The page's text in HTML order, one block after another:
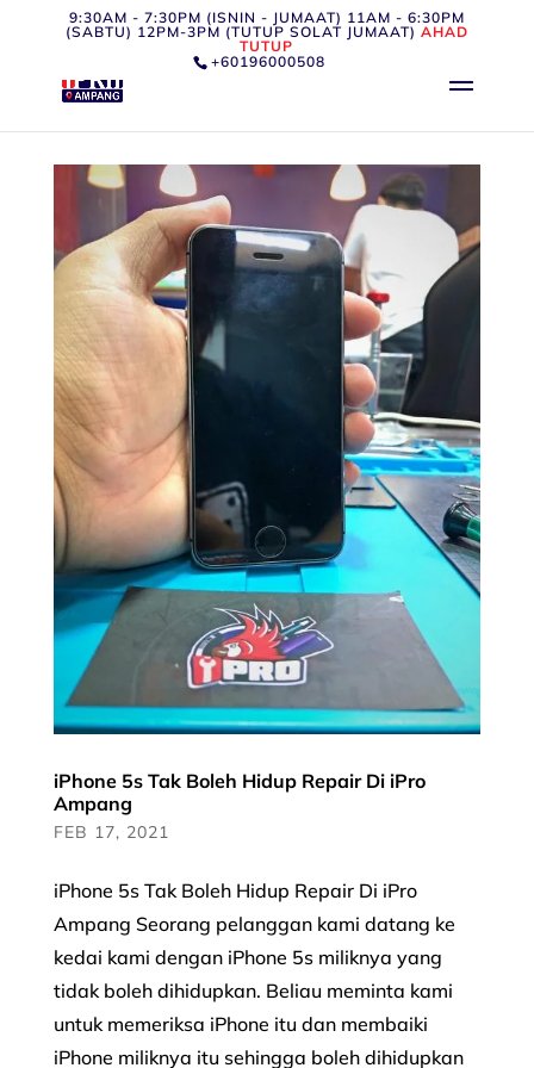
9:30AM - 7:30PM (ISNIN - JUMAAT) 11AM - 6:30PM
(SABTU) 12PM-3PM (TUTUP SOLAT JUMAAT) AHAD
TUTUP
+60196000508
iPhone 5s Tak Boleh Hidup Repair Di iPro
Ampang
FEB 17, 2021
iPhone 5s Tak Boleh Hidup Repair Di iPro
Ampang Seorang pelanggan kami datang ke
kedai kami dengan iPhone 5s miliknya yang
tidak boleh dihidupkan. Beliau meminta kami
untuk memeriksa iPhone itu dan membaiki
iPhone miliknya itu sehingga boleh dihidupkan